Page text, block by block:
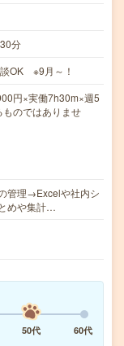
分
OK ※9月～！
円×実働7h30m×週5
のではありませ
管理→Excelや社内シ
めや集計…
50代
60代